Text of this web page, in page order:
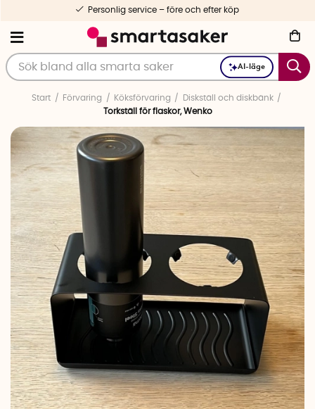
AI-läge
Personlig service – före och efter köp
Start Förvaring Köksförvaring
Diskställ och diskbänk
Torkställ för flaskor, Wenko